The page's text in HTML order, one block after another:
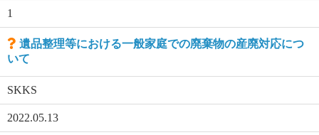
1
遺品整理等における一般家庭での廃棄物の産廃対応につ
いて
SKKS
2022.05.13